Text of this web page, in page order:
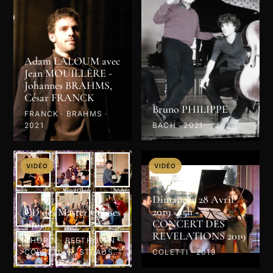
Adam LALOUM avec
Jean MOUILLÈRE -
Johannes BRAHMS,
César FRANCK
FRANCK · BRAHMS ·
2021
Bruno PHILIPPE
BACH · 2021
VIDÉO
CD des Master Classes
2019
CHOPIN · BEETHOVEN ·
COLETTI · R. STRAUSS
· PROKOFIEV · MOZART
VIDÉO
Dimanche 28 Avril
2019 - 15h -
CONCERT DES
REVELATIONS 2019
COLETTI · 2019